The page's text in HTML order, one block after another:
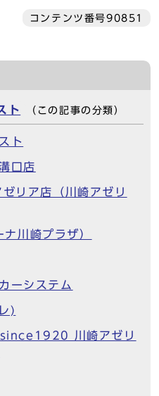
コンテンツ番号90851
ト （この記事の分類）
ト
口店
リア店（川崎アゼリ
川崎プラザ）
ーシステム
)
川崎アゼリ